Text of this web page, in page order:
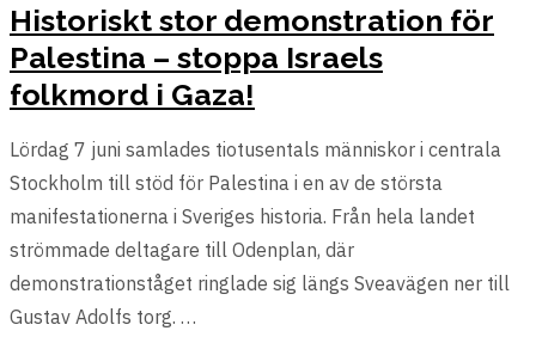
Historiskt stor demonstration för
Palestina – stoppa Israels
folkmord i Gaza!
Lördag 7 juni samlades tiotusentals människor i centrala
Stockholm till stöd för Palestina i en av de största
manifestationerna i Sveriges historia. Från hela landet
strömmade deltagare till Odenplan, där
demonstrationståget ringlade sig längs Sveavägen ner till
Gustav Adolfs torg. …